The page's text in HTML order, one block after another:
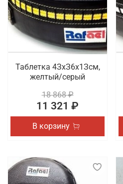
Таблетка 4ЗхЗ6х1Зсм,
желтый/серый
18 868 ₽
11 321 ₽
В корзину